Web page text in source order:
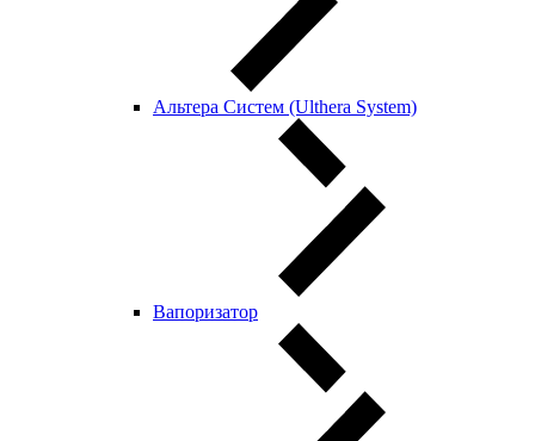
Альтера Систем (Ulthera System)
Вапоризатор